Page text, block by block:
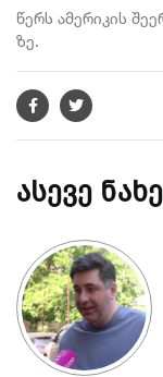
წერს ამერიკის
ზე.
ასევე